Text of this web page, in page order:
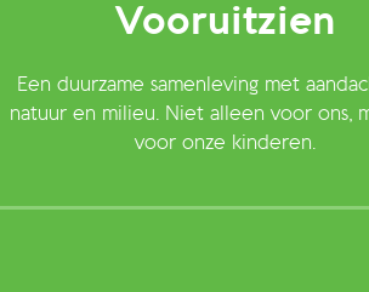
Vooruitzien
Een duurzame samenleving met
natuur en milieu. Niet alleen voor ons,
voor onze kinderen.